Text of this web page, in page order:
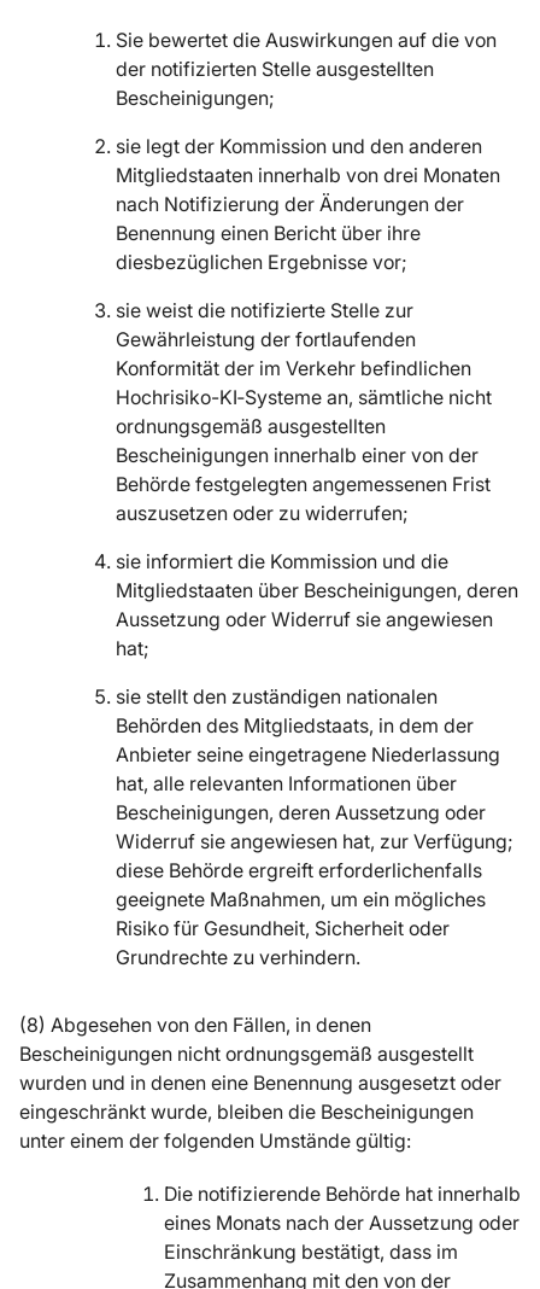
Sie bewertet die Auswirkungen auf die von
der notifizierten Stelle ausgestellten
Bescheinigungen;
sie legt der Kommission und den anderen
Mitgliedstaaten innerhalb von drei Monaten
nach Notifizierung der Änderungen der
Benennung einen Bericht über ihre
diesbezüglichen Ergebnisse vor;
sie weist die notifizierte Stelle zur
Gewährleistung der fortlaufenden
Konformität der im Verkehr befindlichen
Hochrisiko-KI‑Systeme an, sämtliche nicht
ordnungsgemäß ausgestellten
Bescheinigungen innerhalb einer von der
Behörde festgelegten angemessenen Frist
auszusetzen oder zu widerrufen;
sie informiert die Kommission und die
Mitgliedstaaten über Bescheinigungen, deren
Aussetzung oder Widerruf sie angewiesen
hat;
sie stellt den zuständigen nationalen
Behörden des Mitgliedstaats, in dem der
Anbieter seine eingetragene Niederlassung
hat, alle relevanten Informationen über
Bescheinigungen, deren Aussetzung oder
Widerruf sie angewiesen hat, zur Verfügung;
diese Behörde ergreift erforderlichenfalls
geeignete Maßnahmen, um ein mögliches
Risiko für Gesundheit, Sicherheit oder
Grundrechte zu verhindern.
(8) Abgesehen von den Fällen, in denen
Bescheinigungen nicht ordnungsgemäß ausgestellt
wurden und in denen eine Benennung ausgesetzt oder
eingeschränkt wurde, bleiben die Bescheinigungen
unter einem der folgenden Umstände gültig:
Die notifizierende Behörde hat innerhalb
eines Monats nach der Aussetzung oder
Einschränkung bestätigt, dass im
Zusammenhang mit den von der